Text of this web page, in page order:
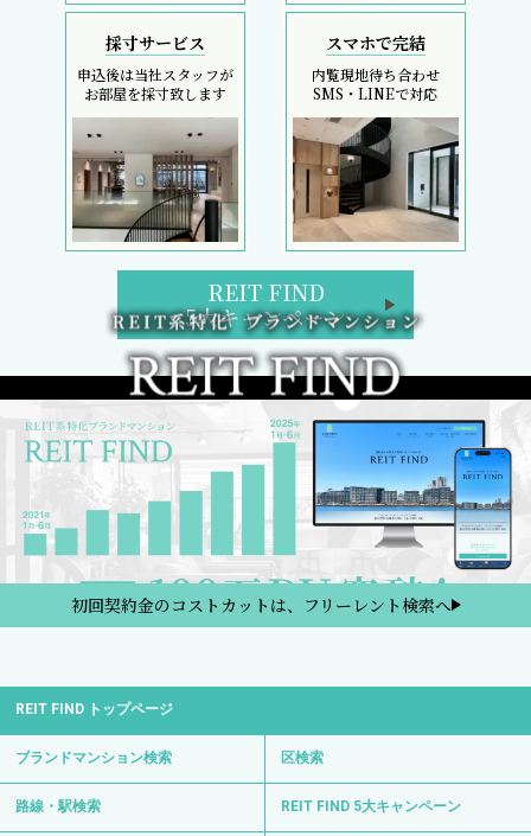
採寸サービス
申込後は当社スタッフが
お部屋を採寸致します
スマホで完結
内覧現地待ち合わせ
SMS・LINEで対応
REIT FIND
5大キャンペーン
初回契約金のコストカットは、フリーレント検索へ
REIT FIND トップページ
ブランドマンション検索 区検索
路線・駅検索 REIT FIND 5大キャンペーン